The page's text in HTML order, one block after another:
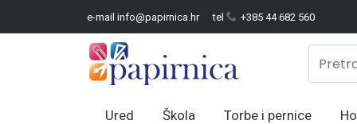
e-mail info@papirnica.hr tel +385 44 682 560
Ured Škola Torbe i pernice